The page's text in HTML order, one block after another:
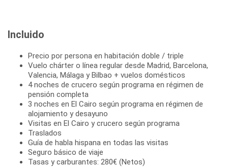
Incluido
Precio por persona en habitación doble / triple
Vuelo chárter o línea regular desde Madrid, Barcelona,
Valencia, Málaga y Bilbao + vuelos domésticos
4 noches de crucero según programa en régimen de
pensión completa
3 noches en El Cairo según programa en régimen de
alojamiento y desayuno
Visitas en El Cairo y crucero según programa
Traslados
Guía de habla hispana en todas las visitas
Seguro básico de viaje
Tasas y carburantes: 280€ (Netos)